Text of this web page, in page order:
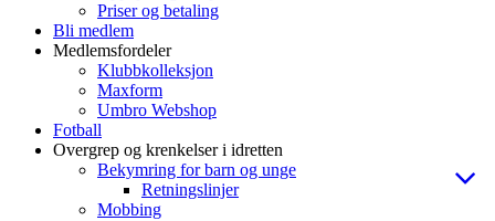
Priser og betaling
Bli medlem
Medlemsfordeler
Klubbkolleksjon
Maxform
Umbro Webshop
Fotball
Overgrep og krenkelser i idretten
Bekymring for barn og unge
Retningslinjer
Mobbing